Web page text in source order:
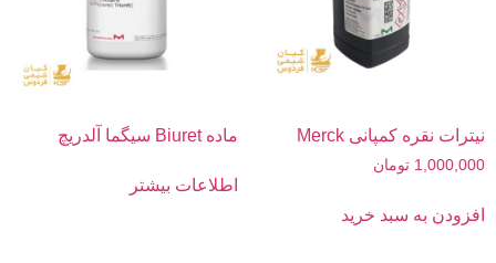
نیترات نقره کمپانی Merck
1,000,000 تومان
افزودن به سبد خرید
ماده Biuret سیگما آلدریچ
اطلاعات بیشتر